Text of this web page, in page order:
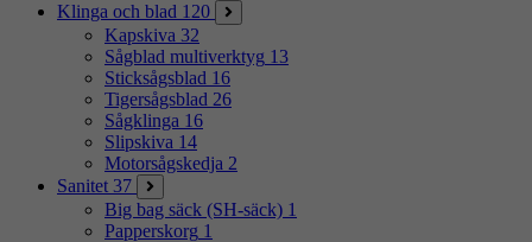
Klinga och blad 120
Kapskiva 32
Sågblad multiverktyg 13
Sticksågsblad 16
Tigersågsblad 26
Sågklinga 16
Slipskiva 14
Motorsågskedja 2
Sanitet 37
Big bag säck (SH-säck) 1
Papperskorg 1